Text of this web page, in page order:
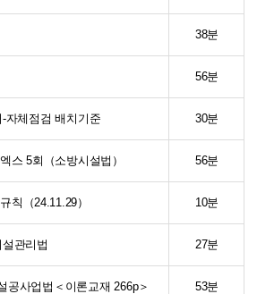
38분
56분
자체점검 배치기준 30분
스 5회（소방시설법） 56분
칙（24.11.29） 10분
관리법 27분
공사업법＜이론교재 266p＞ 53분